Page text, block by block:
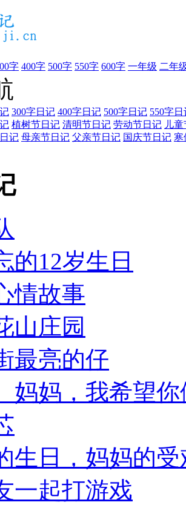
字 400字 500字 550字 600字 一年级 二年
300字日记 400字日记 500字日记 550字日
植树节日记 清明节日记 劳动节日记 儿
记 母亲节日记 父亲节日记 国庆节日记 寒
的12岁生日
情故事
山庄园
最亮的仔
妈妈，我希望
生日，妈妈的受
一起打游戏